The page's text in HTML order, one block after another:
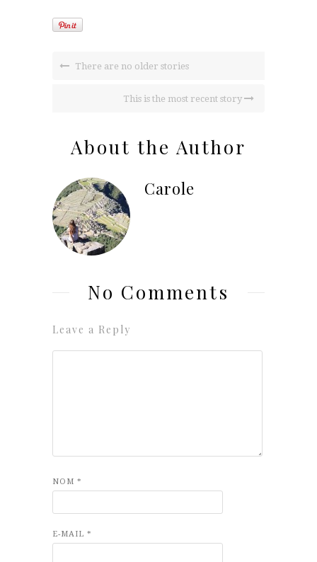
There are no older stories
This is the most recent story
About the Author
Carole
No Comments
Leave a Reply
NOM *
E-MAIL *